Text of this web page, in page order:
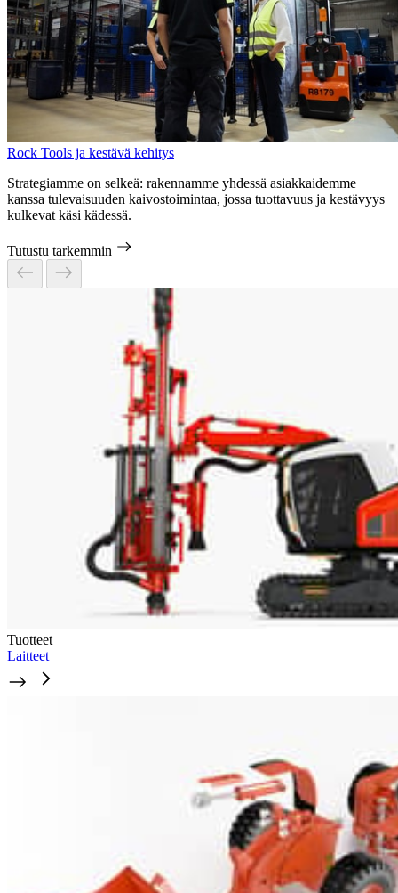
Rock Tools ja kestävä kehitys
Strategiamme on selkeä: rakennamme yhdessä asiakkaidemme
kanssa tulevaisuuden kaivostoimintaa, jossa tuottavuus ja kestävyys
kulkevat käsi kädessä.
Tutustu tarkemmin
Tuotteet
Laitteet